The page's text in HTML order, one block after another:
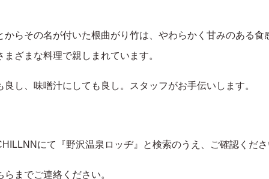
からその名が付いた根曲がり竹は、やわらかく甘みのある食
まざまな料理で親しまれています。
し、味噌汁にしても良し。 スタッフがお手伝いします。
にて『野沢温泉ロッヂ』と検索のうえ、ご確認くだ
までご連絡ください。